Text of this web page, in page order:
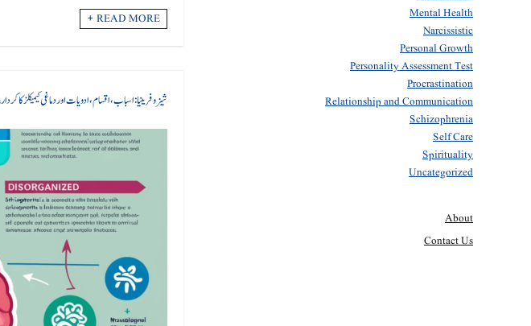
READ MORE +
شیزوفرینیا: اسباب، اقسام، ادویات اور دماغی کیمیکلز کا کردار Schizophrenia: Causes, Types, Medications,Chemical Imbalances and Neuronal Changes
Mental Health
Narcissistic
Personal Growth
Personality Assessment Test
Procrastination
Relationship and Communication
Schizophrenia
Self Care
Spirituality
Uncategorized
About
Contact Us